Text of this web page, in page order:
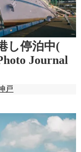
し停泊中(
Journal
戸